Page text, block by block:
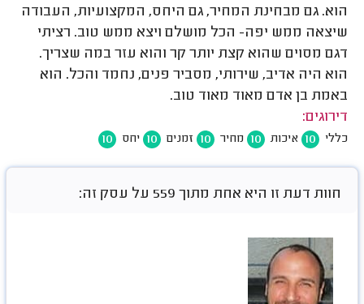
הוא. גם מבחינת המחיר, גם היחס, המקצועיות, העבודה
שיצאה ממש יפה- הכל מושלם ויצא ממש טוב. רציתי
דגם מסוים שהוא קצת יותר קר והוא עזר במה שצריך.
הוא היה אדיב, שירותי, מסביר פנים, נחמד והכל. הוא
באמת בן אדם מאוד מאוד טוב.
דירוגים:
כללי 10 איכות 10 מחיר 10 זמנים 10 יחס 10
חוות דעת זו היא אחת מתוך 559 על עסק זה: